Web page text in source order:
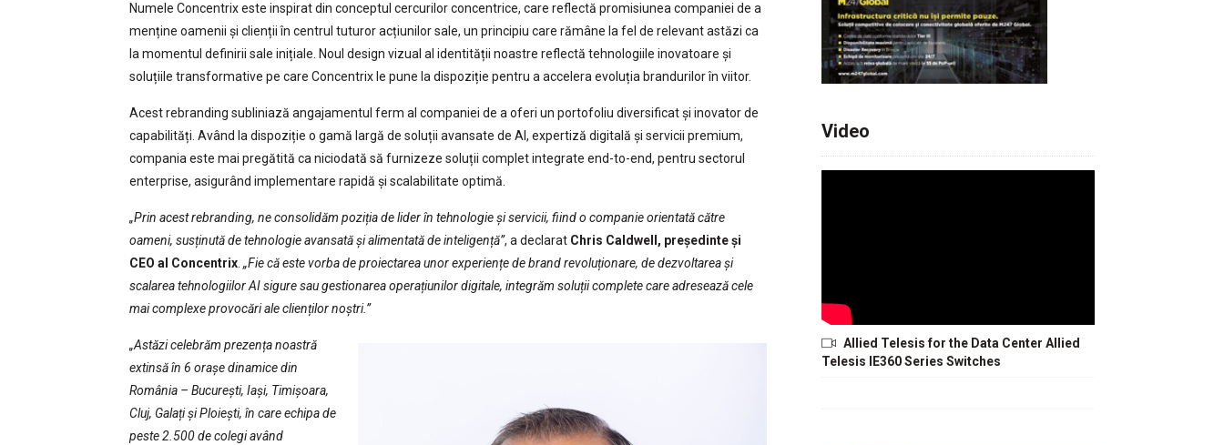
Numele Concentrix este inspirat din conceptul cercurilor concentrice, care reflectă promisiunea companiei de a
menține oamenii și clienții în centrul tuturor acțiunilor sale, un principiu care rămâne la fel de relevant astăzi ca
la momentul definirii sale inițiale. Noul design vizual al identității noastre reflectă tehnologiile inovatoare și
soluțiile transformative pe care Concentrix le pune la dispoziție pentru a accelera evoluția brandurilor în viitor.
Acest rebranding subliniază angajamentul ferm al companiei de a oferi un portofoliu diversificat și inovator de
capabilități. Având la dispoziție o gamă largă de soluții avansate de AI, expertiză digitală și servicii premium,
compania este mai pregătită ca niciodată să furnizeze soluții complet integrate end-to-end, pentru sectorul
enterprise, asigurând implementare rapidă și scalabilitate optimă.
„Prin acest rebranding, ne consolidăm poziția de lider în tehnologie și servicii, fiind o companie orientată către
oameni, susținută de tehnologie avansată și alimentată de inteligență”, a declarat Chris Caldwell, președinte și
CEO al Concentrix. „Fie că este vorba de proiectarea unor experiențe de brand revoluționare, de dezvoltarea și
scalarea tehnologiilor AI sigure sau gestionarea operațiunilor digitale, integrăm soluții complete care adresează cele
mai complexe provocări ale clienților noștri.”
„Astăzi celebrăm prezența noastră
extinsă în 6 orașe dinamice din
România – București, Iași, Timișoara,
Cluj, Galați și Ploiești, în care echipa de
peste 2.500 de colegi având
Video
Allied Telesis for the Data Center Allied
Telesis IE360 Series Switches